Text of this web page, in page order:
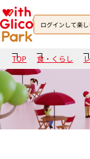
ログインして楽し
TOP 食・くらし